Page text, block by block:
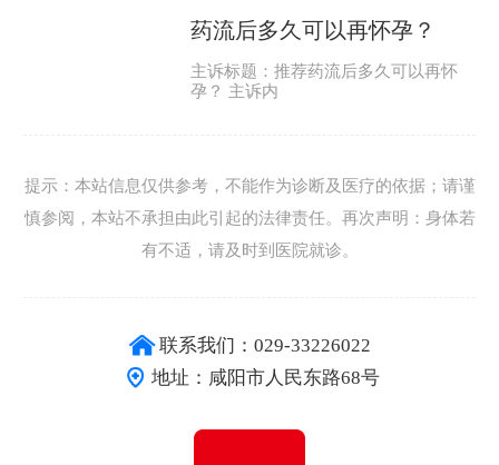
药流后多久可以再怀孕？
主诉标题：推荐药流后多久可以再怀
孕？ 主诉内
提示：本站信息仅供参考，不能作为诊断及医疗的依据；请谨
慎参阅，本站不承担由此引起的法律责任。再次声明：身体若
有不适，请及时到医院就诊。
联系我们：029-33226022
地址：咸阳市人民东路68号